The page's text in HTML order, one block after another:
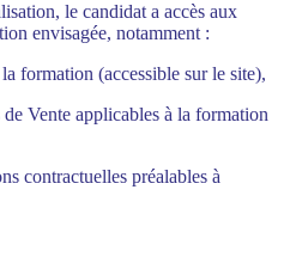
le candidat a accès aux
envisagée, notamment :
formation (accessible sur le site),
Vente applicables à la formation
contractuelles préalables à